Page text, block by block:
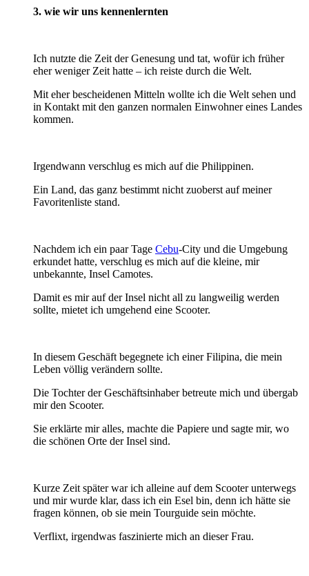
3. wie wir uns kennenlernten
Ich nutzte die Zeit der Genesung und tat, wofür ich früher
eher weniger Zeit hatte – ich reiste durch die Welt.
Mit eher bescheidenen Mitteln wollte ich die Welt sehen und
in Kontakt mit den ganzen normalen Einwohner eines Landes
kommen.
Irgendwann verschlug es mich auf die Philippinen.
Ein Land, das ganz bestimmt nicht zuoberst auf meiner
Favoritenliste stand.
Nachdem ich ein paar Tage Cebu-City und die Umgebung
erkundet hatte, verschlug es mich auf die kleine, mir
unbekannte, Insel Camotes.
Damit es mir auf der Insel nicht all zu langweilig werden
sollte, mietet ich umgehend eine Scooter.
In diesem Geschäft begegnete ich einer Filipina, die mein
Leben völlig verändern sollte.
Die Tochter der Geschäftsinhaber betreute mich und übergab
mir den Scooter.
Sie erklärte mir alles, machte die Papiere und sagte mir, wo
die schönen Orte der Insel sind.
Kurze Zeit später war ich alleine auf dem Scooter unterwegs
und mir wurde klar, dass ich ein Esel bin, denn ich hätte sie
fragen können, ob sie mein Tourguide sein möchte.
Verflixt, irgendwas faszinierte mich an dieser Frau.